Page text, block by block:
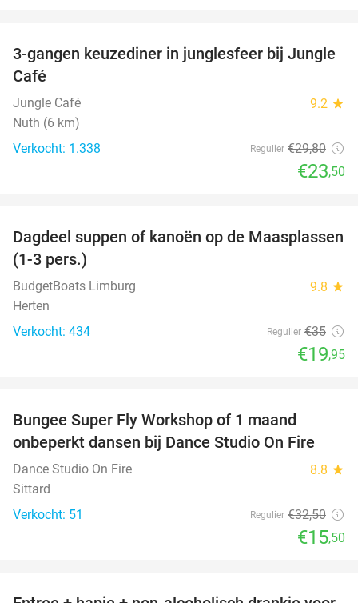
21%
3-gangen keuzediner in junglesfeer bij Jungle
Café
Jungle Café 9.2 star
Nuth (6 km)
Verkocht: 1.338
Regulier €29,80
€23,50
43%
Dagdeel suppen of kanoën op de Maasplassen
(1-3 pers.)
BudgetBoats Limburg 9.8 star
Herten
Verkocht: 434
Regulier €35
€19,95
Bungee Super Fly Workshop of 1 maand
onbeperkt dansen bij Dance Studio On Fire
Dance Studio On Fire 8.8 star
Sittard
Verkocht: 51
Regulier €32,50
€15,50